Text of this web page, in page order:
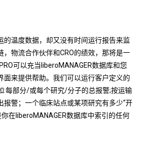
的温度数据，却又没有时间运行报告来监
，物流合作伙伴和CRO的绩效，那将是一
可以充当liberoMANAGER数据库和您
面来提供帮助。我们可以运行客户定义的
:每部分/或每个研究/分子的总报警;按运输
报警；一个临床站点或某项研究有多少“开
在liberoMANAGER数据库中索引的任何